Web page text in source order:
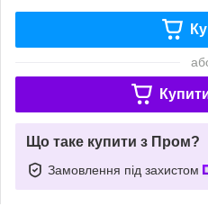
Що таке купити з Пром?
Замовлення під захистом